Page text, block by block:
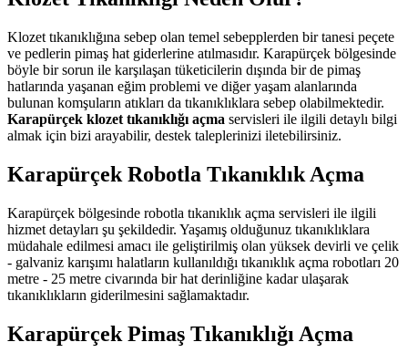
Klozet tıkanıklığına sebep olan temel sebepplerden bir tanesi peçete
ve pedlerin pimaş hat giderlerine atılmasıdır. Karapürçek bölgesinde
böyle bir sorun ile karşılaşan tüketicilerin dışında bir de pimaş
hatlarında yaşanan eğim problemi ve diğer yaşam alanlarında
bulunan komşuların atıkları da tıkanıklıklara sebep olabilmektedir.
Karapürçek klozet tıkanıklığı açma servisleri ile ilgili detaylı bilgi
almak için bizi arayabilir, destek taleplerinizi iletebilirsiniz.
Karapürçek Robotla Tıkanıklık Açma
Karapürçek bölgesinde robotla tıkanıklık açma servisleri ile ilgili
hizmet detayları şu şekildedir. Yaşamış olduğunuz tıkanıklıklara
müdahale edilmesi amacı ile geliştirilmiş olan yüksek devirli ve çelik
- galvaniz karışımı halatların kullanıldığı tıkanıklık açma robotları 20
metre - 25 metre civarında bir hat derinliğine kadar ulaşarak
tıkanıklıkların giderilmesini sağlamaktadır.
Karapürçek Pimaş Tıkanıklığı Açma